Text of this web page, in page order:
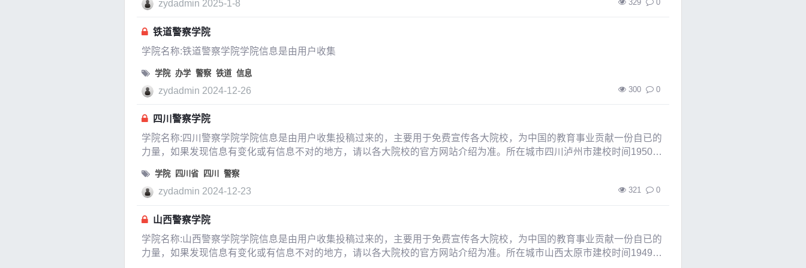
zydadmin 2025-1-8 329 0
铁道警察学院
学院名称:铁道警察学院学院信息是由用户收集
学院 办学 警察 铁道 信息
zydadmin 2024-12-26 300 0
四川警察学院
学院名称:四川警察学院学院信息是由用户收集投稿过来的，主要用于免费宣传各大院校，为中国的教育事业贡献一份自已的
力量，如果发现信息有变化或有信息不对的地方，请以各大院校的官方网站介绍为准。所在城市四川泸州市建校时间1950年
学院 四川省 四川 警察
zydadmin 2024-12-23 321 0
山西警察学院
学院名称:山西警察学院学院信息是由用户收集投稿过来的，主要用于免费宣传各大院校，为中国的教育事业贡献一份自已的
力量，如果发现信息有变化或有信息不对的地方，请以各大院校的官方网站介绍为准。所在城市山西太原市建校时间1949年